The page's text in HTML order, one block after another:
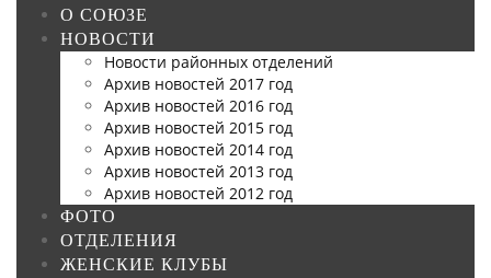
О СОЮЗЕ
НОВОСТИ
Новости районных отделений
Архив новостей 2017 год
Архив новостей 2016 год
Архив новостей 2015 год
Архив новостей 2014 год
Архив новостей 2013 год
Архив новостей 2012 год
ФОТО
ОТДЕЛЕНИЯ
ЖЕНСКИЕ КЛУБЫ